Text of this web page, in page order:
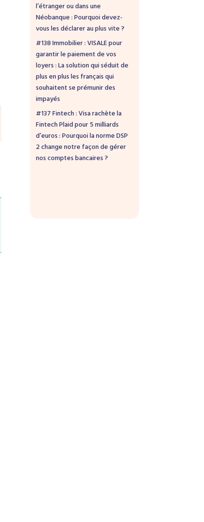
l’étranger ou dans une
Néobanque : Pourquoi devez-
vous les déclarer au plus vite ?
#138 Immobilier : VISALE pour
garantir le paiement de vos
loyers : La solution qui séduit de
plus en plus les français qui
souhaitent se prémunir des
impayés
#137 Fintech : Visa rachète la
Fintech Plaid pour 5 milliards
d’euros : Pourquoi la norme DSP
2 change notre façon de gérer
nos comptes bancaires ?